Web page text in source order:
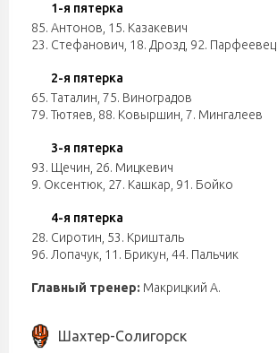
1-я пятерка
85. Антонов 15. Казакевич
23. Стефанович 18. Дрозд 92. Парфеевец
2-я пятерка
65. Таталин 75. Виноградов
79. Тютяев 88. Ковыршин 7. Мингалеев
3-я пятерка
93. Щечин 26. Мицкевич
9. Оксентюк 27. Кашкар 91. Бойко
4-я пятерка
28. Сиротин 53. Кришталь
96. Лопачук 11. Брикун 44. Пальчик
Главный тренер: Макрицкий А.
Шахтер-Солигорск